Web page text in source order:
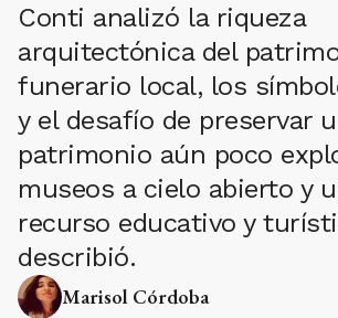
Conti analizó la riqueza
arquitectónica del
funerario local, los
y el desafío de preservar
patrimonio aún poco
museos a cielo abierto y
recurso educativo y
describió.
Marisol Córdoba